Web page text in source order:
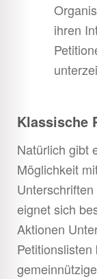
ihren
Klassische
Natürlich gibt
Möglichkeit
eignet sich
Aktionen